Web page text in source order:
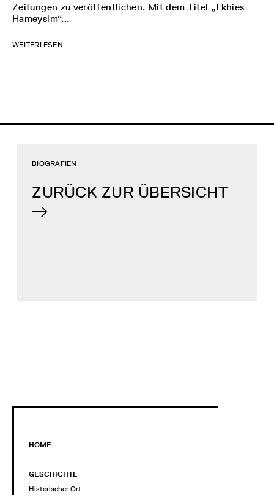
Zeitungen zu veröffentlichen. Mit dem Titel „Tkhies
Hameysim“...
WEITERLESEN
ZURÜCK ZUR ÜBERSICHT
BIOGRAFIEN
HOME
GESCHICHTE
Historischer Ort